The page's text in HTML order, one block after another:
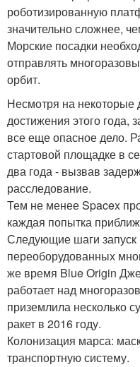
роботизированную
значительно сложнее,
Морские посадки
отправлять
орбит.
Несмотря на
достижения этого года,
все еще опасное дело.
стартовой площадке в
два года - вызвав
расследование.
Тем не менее Spacex
каждая попытка
Следующие шаги запуск
переоборудованных
же время Blue Origin
работает над
приземлила несколько
ракет в 2016 году.
Колонизация марса:
транспортную систему.